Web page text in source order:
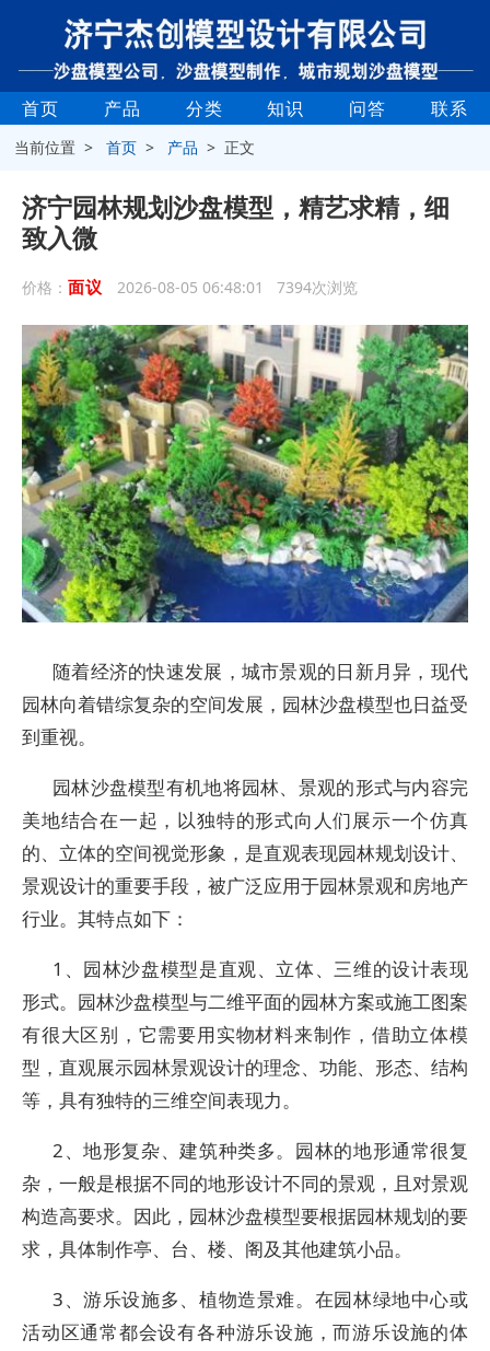
首页 产品 分类 知识 问答 联系
当前位置 >首页 > 产品 > 正文
济宁园林规划沙盘模型，精艺求精，细
致入微
价格： 面议 2026-08-05 06:48:01 7394次浏览
随着经济的快速发展，城市景观的日新月异，现代
园林向着错综复杂的空间发展，园林沙盘模型也日益受
到重视。
园林沙盘模型有机地将园林、景观的形式与内容完
美地结合在一起，以独特的形式向人们展示一个仿真
的、立体的空间视觉形象，是直观表现园林规划设计、
景观设计的重要手段，被广泛应用于园林景观和房地产
行业。其特点如下：
1、园林沙盘模型是直观、立体、三维的设计表现
形式。园林沙盘模型与二维平面的园林方案或施工图案
有很大区别，它需要用实物材料来制作，借助立体模
型，直观展示园林景观设计的理念、功能、形态、结构
等，具有独特的三维空间表现力。
2、地形复杂、建筑种类多。园林的地形通常很复
杂，一般是根据不同的地形设计不同的景观，且对景观
构造高要求。因此，园林沙盘模型要根据园林规划的要
求，具体制作亭、台、楼、阁及其他建筑小品。
3、游乐设施多、植物造景难。在园林绿地中心或
活动区通常都会设有各种游乐设施，而游乐设施的体